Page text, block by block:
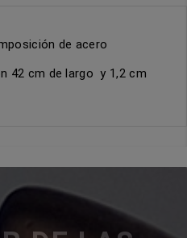
de acero
42 cm de largo y 1,2 cm